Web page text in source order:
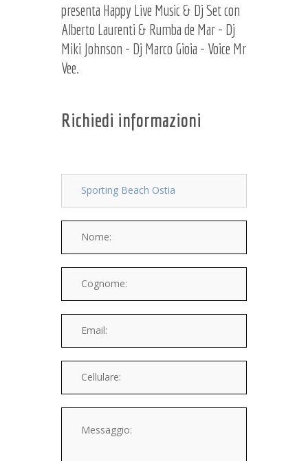
presenta Happy Live Music & Dj Set con
Alberto Laurenti & Rumba de Mar - Dj
Miki Johnson - Dj Marco Gioia - Voice Mr
Vee.
Richiedi informazioni